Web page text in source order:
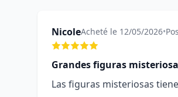
NicoleAcheté le 12/05/2026•
Grandes figuras
Las figuras misteriosas